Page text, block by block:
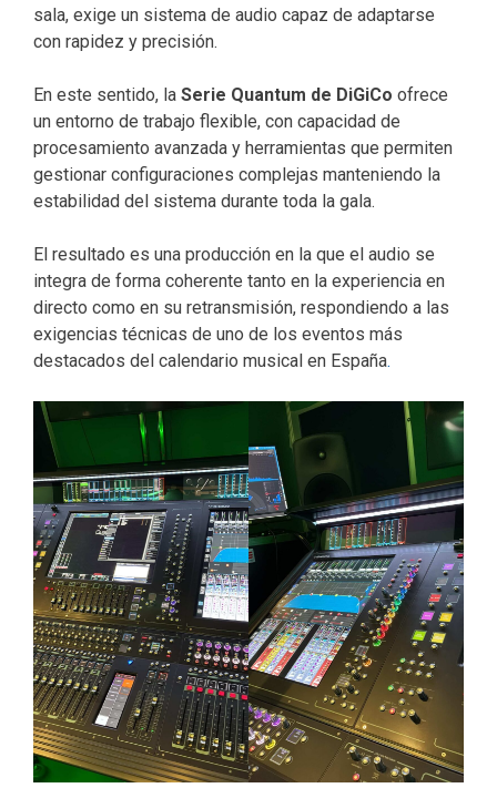
sala, exige un sistema de audio capaz de adaptarse
con rapidez y precisión.
En este sentido, la Serie Quantum de DiGiCo ofrece
un entorno de trabajo flexible, con capacidad de
procesamiento avanzada y herramientas que permiten
gestionar configuraciones complejas manteniendo la
estabilidad del sistema durante toda la gala.
El resultado es una producción en la que el audio se
integra de forma coherente tanto en la experiencia en
directo como en su retransmisión, respondiendo a las
exigencias técnicas de uno de los eventos más
destacados del calendario musical en España.